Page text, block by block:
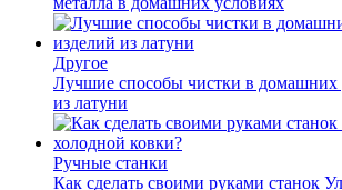
Другое
Лучшие способы чистки в домашних
из латуни
Ручные станки
Как сделать своими руками станок